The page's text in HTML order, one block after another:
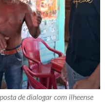
de dialogar com ilheense